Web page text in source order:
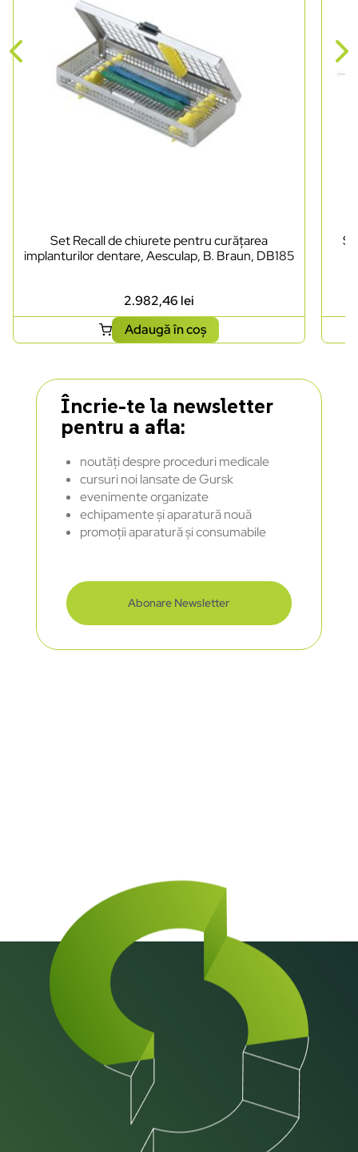
Set Recall de chiurete pentru curățarea
implanturilor dentare, Aesculap, B. Braun, DB185
2.982,46 lei
Adaugă în coș
Încrie-te la newsletter
pentru a afla:
noutăți despre proceduri medicale
cursuri noi lansate de Gursk
evenimente organizate
echipamente și aparatură nouă
promoții aparatură și consumabile
Abonare Newsletter